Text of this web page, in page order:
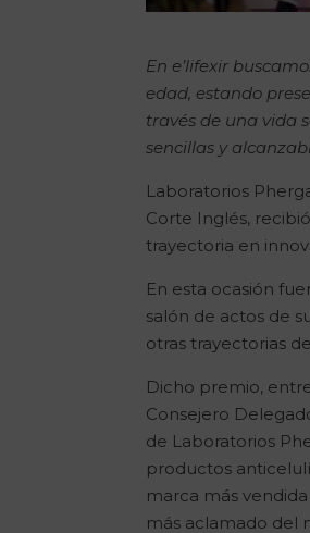
En e’lifexir
edad, estando
través de una vida
sencillas y
Laboratorios
Corte Inglés,
trayectoria en
En esta ocasión
salón de actos de
otras trayectorias
Dicho premio,
Consejero
de Laboratorios
productos
marca más
más aclamado del